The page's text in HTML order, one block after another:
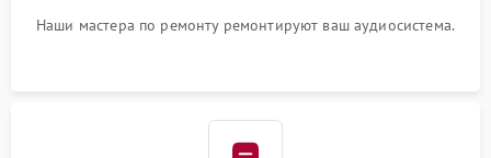
Наши мастера по ремонту ремонтируют ваш аудиосистема.